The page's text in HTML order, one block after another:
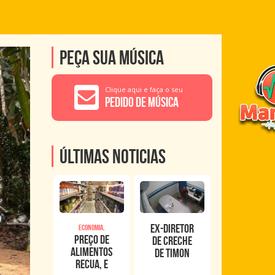
Peça sua música
Clique aqui e faça o seu
Pedido de Música
Últimas noticias
Economia,
Preço de
alimentos
recua, e
Ex-diretor
de creche
de Timon